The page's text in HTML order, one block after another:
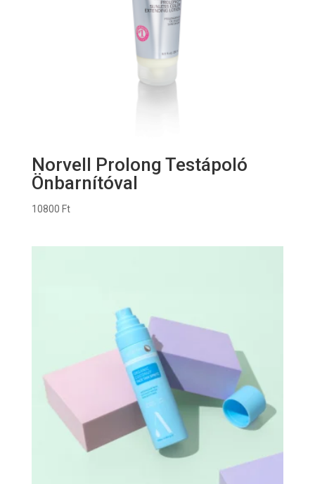
Norvell Prolong Testápoló
Önbarnítóval
10800 Ft